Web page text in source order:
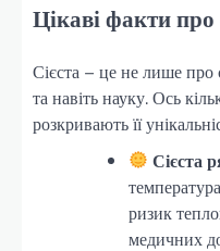
Цікаві факти про
Сієста – це не лише про
та навіть науку. Ось
розкривають її
Сієста
ризик
медичних